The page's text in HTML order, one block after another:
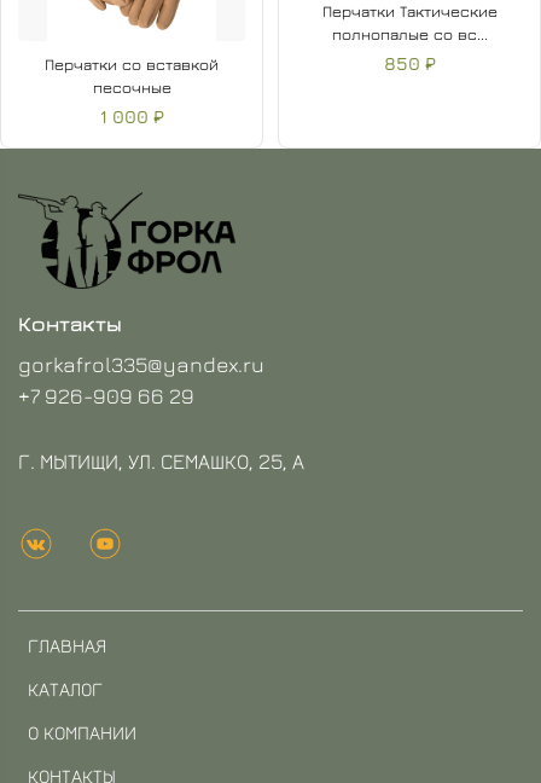
Перчатки со вставкой
песочные
1 000 ₽
Перчатки Тактические
полнопалые со вс...
850 ₽
ГЛАВНАЯ
КАТАЛОГ
О КОМПАНИИ
КОНТАКТЫ
Контакты
gorkafrol335@yandex.ru
+7 926-909 66 29
Г. МЫТИЩИ, УЛ. СЕМАШКО, 25, А